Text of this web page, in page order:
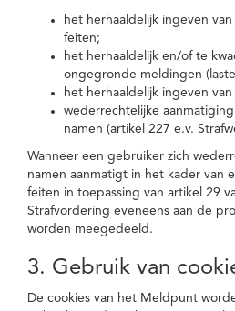
het herhaaldelijk ingeven
feiten;
het herhaaldelijk en/of te
ongegronde meldingen
het herhaaldelijk ingeven
wederrechtelijke
namen (artikel 227 e.v.
Wanneer een gebruiker zich
namen aanmatigt in het kader van
feiten in toepassing van artikel 29
Strafvordering eveneens aan de
worden meegedeeld.
3. Gebruik van
De cookies van het Meldpunt